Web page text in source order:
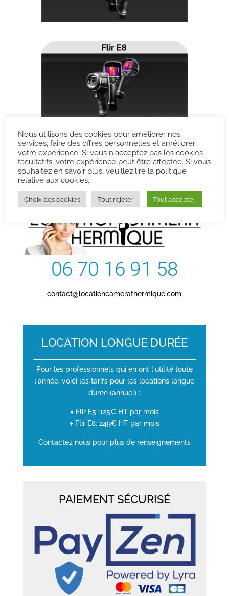
Contactez-nous
06 70 16 91 58
contact@locationcamerathermique.com
LOCATION LONGUE DURÉE
Pour les professionnels qui en ont l'utilité toute
l'année, voici les tarifs pour les locations longue
durée (annuel) :
♦ Flir E5: 125€ HT par mois
♦ Flir E8: 249€ HT par mois
Contactez nous pour plus de renseignements
PAIEMENT SÉCURISÉ
Nous utilisons des cookies pour améliorer nos
services, faire des offres personnelles et améliorer
votre expérience. Si vous n'acceptez pas les cookies
facultatifs, votre expérience peut être affectée. Si vous
souhaitez en savoir plus, veuillez lire la politique
relative aux cookies.
Choix des cookies Tout rejeter Tout accepter